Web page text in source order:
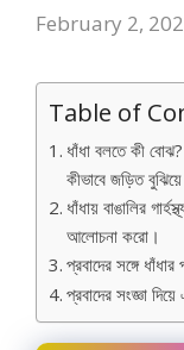
February 2,
Table of
ধাঁধা বলতে কী
কীভাবে জড়িত
ধাঁধায় বাঙালির
আলােচনা করাে।
প্রবাদের সঙ্গে
প্রবাদের সংজ্ঞা